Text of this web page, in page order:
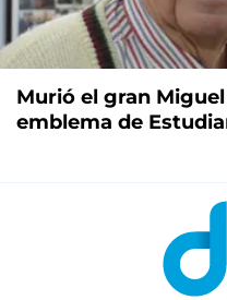
Murió el gran
emblema de